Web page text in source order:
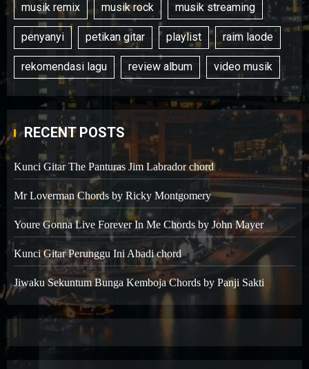
musik remix musik rock musik streaming
penyanyi petikan gitar playlist raim laode
rekomendasi lagu review album video musik
RECENT POSTS
Kunci Gitar The Panturas Jim Labrador chord
Mr Loverman Chords by Ricky Montgomery
Youre Gonna Live Forever In Me Chords by John Mayer
Kunci Gitar Perunggu Ini Abadi chord
Jiwaku Sekuntum Bunga Kemboja Chords by Panji Sakti